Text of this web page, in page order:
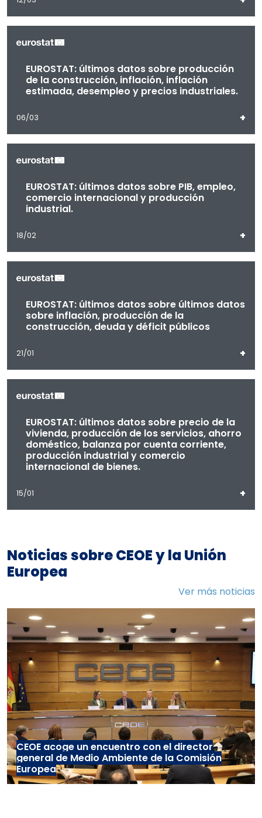
EUROSTAT: últimos datos sobre producción
de la construcción, inflación, inflación
estimada, desempleo y precios industriales.
06/03 +
EUROSTAT: últimos datos sobre PIB, empleo,
comercio internacional y producción
industrial.
18/02 +
EUROSTAT: últimos datos sobre últimos datos
sobre inflación, producción de la
construcción, deuda y déficit públicos
21/01 +
EUROSTAT: últimos datos sobre precio de la
vivienda, producción de los servicios, ahorro
doméstico, balanza por cuenta corriente,
producción industrial y comercio
internacional de bienes.
15/01 +
Noticias sobre CEOE y la Unión
Europea
Ver más noticias
CEOE acoge un encuentro con el director
general de Medio Ambiente de la Comisión
Europea